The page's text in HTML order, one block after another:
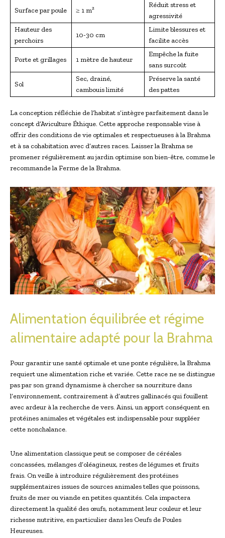
Surface par poule ≥ 1 m²
Réduit stress et
agressivité
Hauteur des
perchoirs
10-30 cm
Limite blessures et
facilite accès
Porte et grillages 1 mètre de hauteur
Empêche la fuite
sans surcoût
Sol
Sec, drainé,
cambouis limité
Préserve la santé
des pattes
La conception réfléchie de l’habitat s’intègre parfaitement dans le
concept d’Aviculture Éthique. Cette approche responsable vise à
offrir des conditions de vie optimales et respectueuses à la Brahma
et à sa cohabitation avec d’autres races. Laisser la Brahma se
promener régulièrement au jardin optimise son bien-être, comme le
recommande la Ferme de la Brahma.
Alimentation équilibrée et régime
alimentaire adapté pour la Brahma
Pour garantir une santé optimale et une ponte régulière, la Brahma
requiert une alimentation riche et variée. Cette race ne se distingue
pas par son grand dynamisme à chercher sa nourriture dans
l’environnement, contrairement à d’autres gallinacés qui fouillent
avec ardeur à la recherche de vers. Ainsi, un apport conséquent en
protéines animales et végétales est indispensable pour suppléer
cette nonchalance.
Une alimentation classique peut se composer de céréales
concassées, mélanges d’oléagineux, restes de légumes et fruits
frais. On veille à introduire régulièrement des protéines
supplémentaires issues de sources animales telles que poissons,
fruits de mer ou viande en petites quantités. Cela impactera
directement la qualité des œufs, notamment leur couleur et leur
richesse nutritive, en particulier dans les Oeufs de Poules
Heureuses.